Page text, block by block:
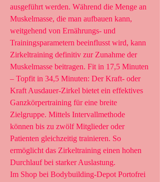
ausgeführt werden. Während die Menge an
Muskelmasse, die man aufbauen kann,
weitgehend von Ernährungs- und
Trainingsparametern beeinflusst wird, kann
Zirkeltraining definitiv zur Zunahme der
Muskelmasse beitragen. Fit in 17,5 Minuten
– Topfit in 34,5 Minuten: Der Kraft- oder
Kraft Ausdauer-Zirkel bietet ein effektives
Ganzkörpertraining für eine breite
Zielgruppe. Mittels Intervallmethode
können bis zu zwölf Mitglieder oder
Patienten gleichzeitig trainieren. So
ermöglicht das Zirkeltraining einen hohen
Durchlauf bei starker Auslastung.
Im Shop bei Bodybuilding-Depot Portofrei